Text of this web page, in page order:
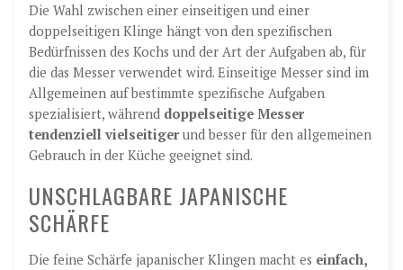
Die Wahl zwischen einer einseitigen und einer
doppelseitigen Klinge hängt von den spezifischen
Bedürfnissen des Kochs und der Art der Aufgaben ab, für
die das Messer verwendet wird. Einseitige Messer sind im
Allgemeinen auf bestimmte spezifische Aufgaben
spezialisiert, während doppelseitige Messer
tendenziell vielseitiger und besser für den allgemeinen
Gebrauch in der Küche geeignet sind.
UNSCHLAGBARE JAPANISCHE
SCHÄRFE
Die feine Schärfe japanischer Klingen macht es einfach,